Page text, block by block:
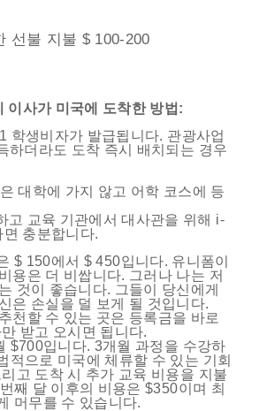
선불 지불 $ 100-200
이사가 미국에 도착한 방법:
학생비자가 발급됩니다. 관광사업
하더라도 도착 즉시 배치되는 경우
대학에 가지 않고 어학 코스에 등
고 교육 기관에서 대사관을 위해 i-
충분합니다.
$ 150에서 $ 450입니다. 유니폼이
용은 더 비쌉니다. 그러나 나는 저
것이 좋습니다. 그들이 당신에게
은 손실을 덜 보게 될 것입니다.
천할 수 있는 곳은 등록금을 바로
받고 오시면 됩니다.
$700입니다. 3개월 과정을 수강하
적으로 미국에 체류할 수 있는 기회
고 도착 시 추가 교육 비용을 지불
째 달 이후의 비용은 $350이며 최
머무를 수 있습니다.